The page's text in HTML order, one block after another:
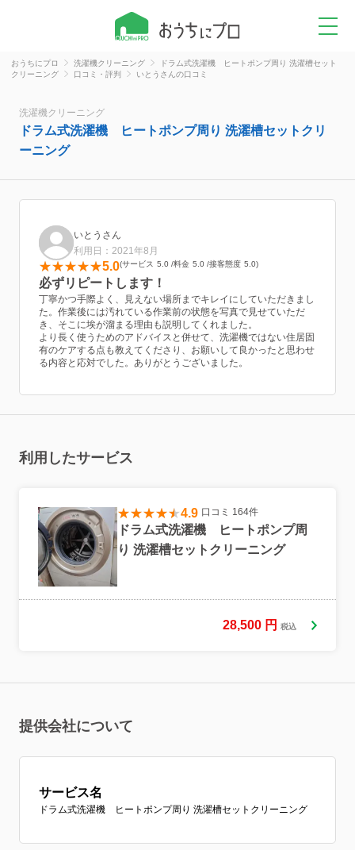
おうちにプロ 洗濯機クリーニング
ドラム式洗濯機 ヒートポンプ周り 洗濯槽セット
クリーニング
口コミ・評判 いとうさんの口コミ
洗濯機クリーニング
ドラム式洗濯機 ヒートポンプ周り 洗濯槽セットクリ
ーニング
いとうさん
利用日：2021年8月
5.0 サービス 5.0 料金 5.0 接客態度 5.0
必ずリピートします！
丁寧かつ手際よく、見えない場所までキレイにしていただきまし
た。作業後には汚れている作業前の状態を写真で見せていただ
き、そこに埃が溜まる理由も説明してくれました。
より長く使うためのアドバイスと併せて、洗濯機ではない住居固
有のケアする点も教えてくださり、お願いして良かったと思わせ
る内容と応対でした。ありがとうございました。
利用したサービス
4.9 口コミ 164件
ドラム式洗濯機 ヒートポンプ周
り 洗濯槽セットクリーニング
28,500 円 税込
提供会社について
サービス名
ドラム式洗濯機 ヒートポンプ周り 洗濯槽セットクリーニング